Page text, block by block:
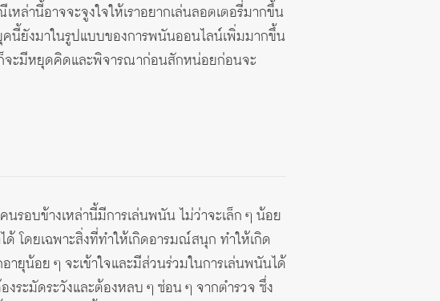
ล่านี้อาจจะจูงใจให้เราอยากเล่นลอตเตอรี่มากขึ้น
คนี้ยังมาในรูปแบบของการพนันออนไลน์เพิ่มมากขึ้น
จะมีหยุดคิดและพิจารณาก่อนสักหน่อยก่อนจะ
รอบข้างเหล่านี้มีการเล่นพนัน ไม่ว่าจะเล็ก ๆ น้อย
โดยเฉพาะสิ่งที่ทำให้เกิดอารมณ์สนุก ทำให้เกิด
ยุน้อย ๆ จะเข้าใจและมีส่วนร่วมในการเล่นพนันได้
ระมัดระวังและต้องหลบ ๆ ซ่อน ๆ จากตำรวจ ซึ่ง